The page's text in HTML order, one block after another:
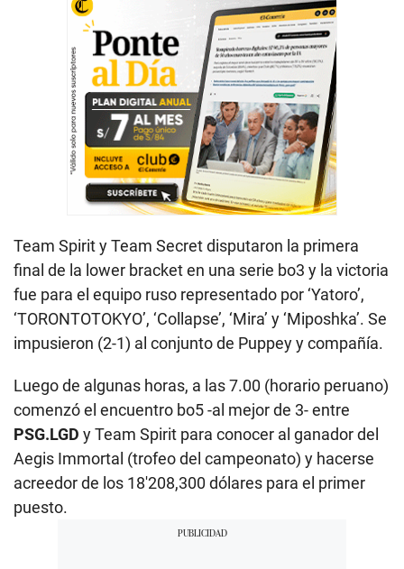
Team Spirit y Team Secret disputaron la primera
final de la lower bracket en una serie bo3 y la victoria
fue para el equipo ruso representado por ‘Yatoro’,
‘TORONTOTOKYO’, ‘Collapse’, ‘Mira’ y ‘Miposhka’. Se
impusieron (2-1) al conjunto de Puppey y compañía.
Luego de algunas horas, a las 7.00 (horario peruano)
comenzó el encuentro bo5 -al mejor de 3- entre
PSG.LGD y Team Spirit para conocer al ganador del
Aegis Immortal (trofeo del campeonato) y hacerse
acreedor de los 18′208,300 dólares para el primer
puesto.